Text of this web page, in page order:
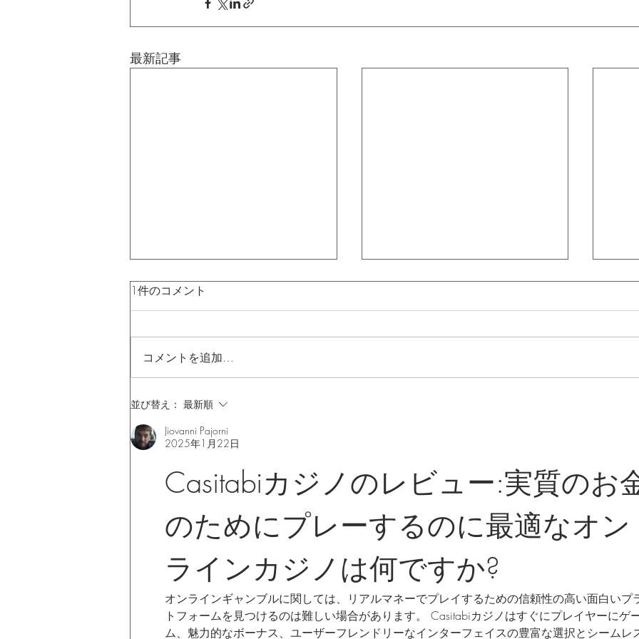
最新記事
CITIZEN L REINELL EX1540-58L
シ
1件のコメント
コメントを追加…
並び替え： 最新順
Jiovanni Pajorni
2025年1月22日
Casitabiカジノのレビュー:実質のお
のためにプレーするのに最適なオン
ラインカジノは何ですか?
オンラインギャンブルに関しては、リアルマネーでプレイするための信頼性の高い面白いプ
トフォームを見つけるのは難しい場合があります。 Casitabiカジノはすぐにプレイヤーにゲ
ム、魅力的なボーナス、ユーザーフレンドリーなインターフェイスの豊富な選択とシームレ